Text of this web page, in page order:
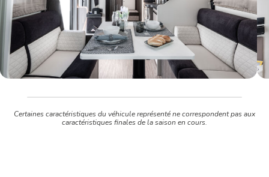
Certaines caractéristiques du véhicule représenté ne correspondent pas aux
caractéristiques finales de la saison en cours.